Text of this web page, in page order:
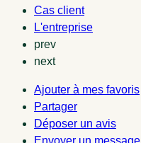
Cas client
L'entreprise
prev
next
Ajouter à mes favoris
Partager
Déposer un avis
Envoyer un message